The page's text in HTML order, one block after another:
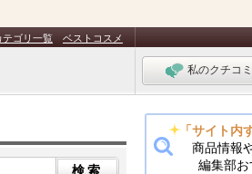
テゴリ一覧 ベストコスメ
私のクチコミ
「サイト内
商品情報
編集部お